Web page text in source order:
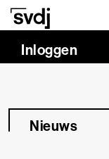
Naar hoofdinhoud
Inloggen
Nieuws